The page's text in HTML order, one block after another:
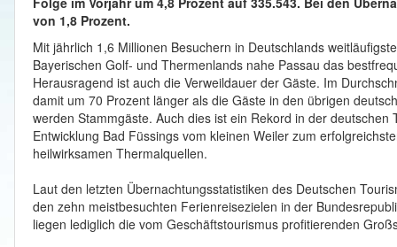
von 1,8 Prozent.
Mit jährlich 1,6 Millionen Besuchern in Deutschlands
Bayerischen Golf- und Thermenlands nahe Passau das
Herausragend ist auch die Verweildauer der Gäste. Im
damit um 70 Prozent länger als die Gäste in den übrigen
werden Stammgäste. Auch dies ist ein Rekord in der
Entwicklung Bad Füssings vom kleinen Weiler zum
heilwirksamen Thermalquellen.
Laut den letzten Übernachtungsstatistiken des Deutschen
den zehn meistbesuchten Ferienreisezielen in der
liegen lediglich die vom Geschäftstourismus profitierenden